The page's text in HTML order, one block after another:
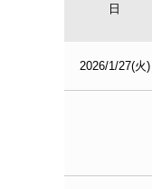
日
2026/1/27(火)